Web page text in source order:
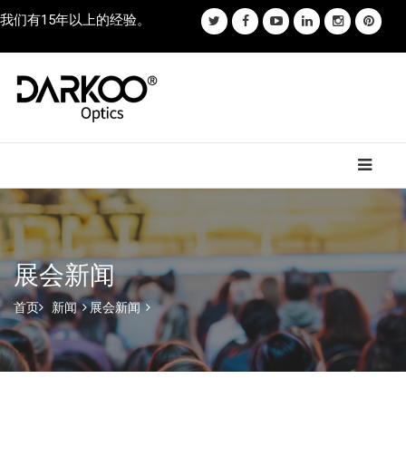
我们有15年以上的经验。
展会新闻
首页 新闻 展会新闻